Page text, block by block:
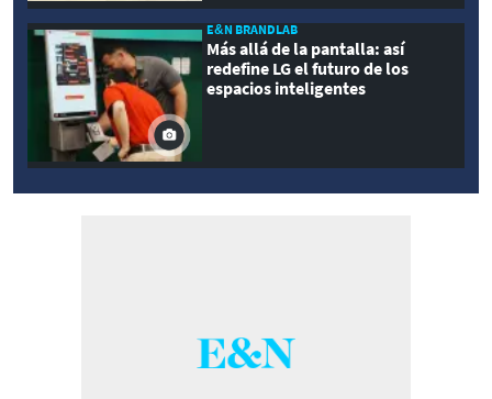
E&N BRANDLAB
Más allá de la pantalla: así
redefine LG el futuro de los
espacios inteligentes